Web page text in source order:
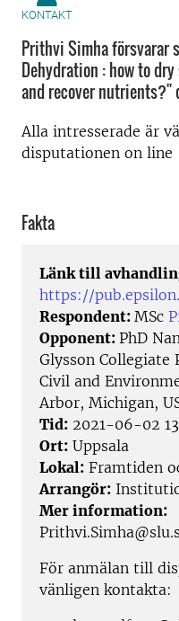
KONTAKT
Prithvi Simha försvarar
Dehydration : how to
and recover nutrients?"
Alla intresserade är
disputationen on line
Fakta
Länk till
https://
Respondent: MSc
Opponent: PhD
Glysson Collegiate
Civil and
Arbor, Michigan,
Tid: 2021-06-02
Ort: Uppsala
Lokal: Framtiden
Arrangör:
Mer information:
För anmälan till
vänligen kontakta: